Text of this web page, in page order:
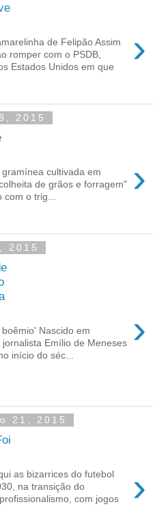
›
de Felipão Assim
romper com o PSDB,
Estados Unidos em que
2015
›
cultivada em
de grãos e forragem"
o trig...
2015
›
Nascido em
Emílio de Meneses
início do séc...
21, 2015
›
as bizarrices do futebol
na transição do
com jogos